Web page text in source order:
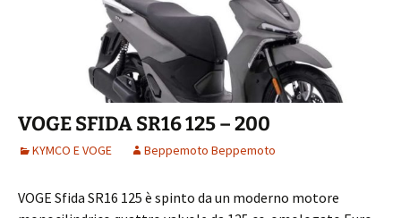
VOGE SFIDA SR16 125 – 200
KYMCO E VOGE Beppemoto Beppemoto
VOGE Sfida SR16 125 è spinto da un moderno motore